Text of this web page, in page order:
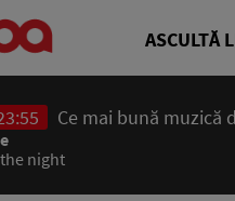
ASCULTĂ
Ce mai bună muzică
night